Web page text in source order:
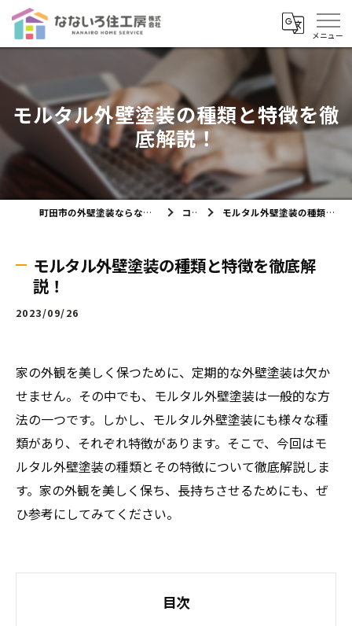
モルタル外壁塗装の種類と特徴を徹
底解説！
町田市の外壁塗装ならなないろ住工房株式会社 コラム モルタル外壁塗装の種類と特徴を徹底解説！
モルタル外壁塗装の種類と特徴を徹底解
説！
2023/09/26
家の外観を美しく保つために、定期的な外壁塗装は欠か
せません。その中でも、モルタル外壁塗装は一般的な方
法の一つです。しかし、モルタル外壁塗装にも様々な種
類があり、それぞれ特徴があります。そこで、今回はモ
ルタル外壁塗装の種類とその特徴について徹底解説しま
す。家の外観を美しく保ち、長持ちさせるためにも、ぜ
ひ参考にしてみてください。
目次